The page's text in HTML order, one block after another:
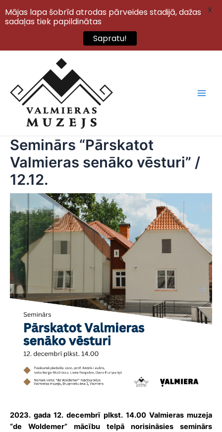
Seminārs “Pārskatot
Valmieras senāko vēsturi” /
12.12.
2023. gada 12. decembrī plkst. 14.00 Valmieras muzeja
“de Woldemer” mācību telpā norisināsies seminārs
Mājas lapa šobrīd atrodas pārveides stadijā, dažas
sadaļas tiek papildinātas
Sapratu!
X